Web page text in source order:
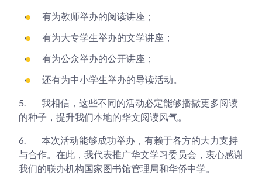
有为教师举办的阅读讲座；
有为大专学生举办的文学讲座；
有为公众举办的公开讲座；
还有为中小学生举办的导读活动。
5.
我相信，这些不同的活动必定能够播撒更多阅读
的种子，提升我们本地的华文阅读风气。
6.
本次活动能够成功举办，有赖于各方的大力支持
与合作。在此，我代表推广华文学习委员会，衷心感谢
我们的联办机构国家图书馆管理局和华侨中学。